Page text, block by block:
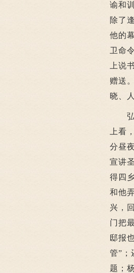
谕和
除了
他的
卫命
上说
赠送
晓、
弘历
上看
分昼
宣讲
得四
和他
兴，
门把
邸报
管”；
题；